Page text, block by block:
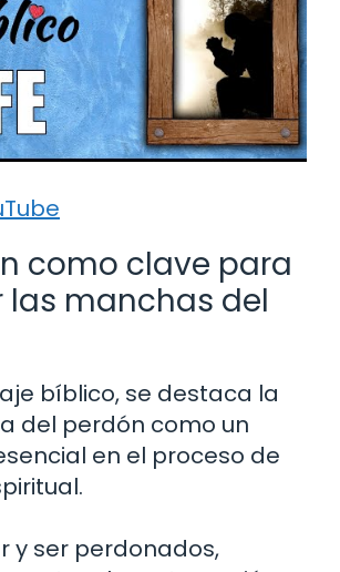
como clave para
las manchas del
bíblico, se destaca la
del perdón como un
en el proceso de
y ser perdonados,